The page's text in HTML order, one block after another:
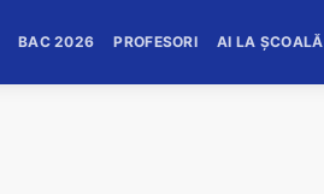
BAC 2026 PROFESORI AI LA ȘCOALĂ